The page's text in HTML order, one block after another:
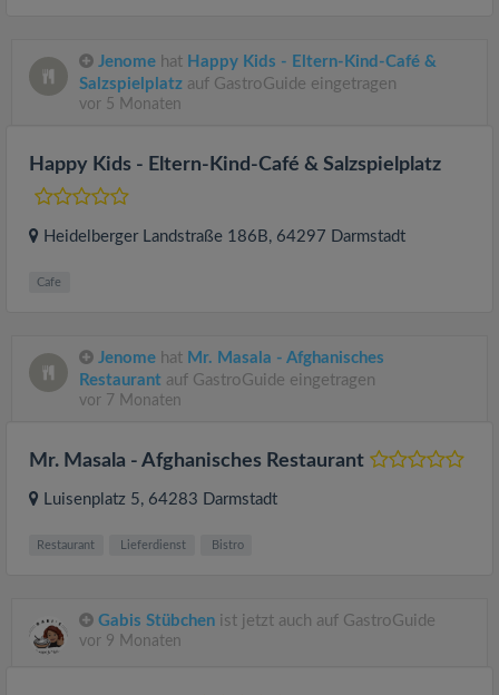
Jenome hat Happy Kids - Eltern-Kind-Café &
Salzspielplatz auf GastroGuide eingetragen
vor 5 Monaten
Happy Kids - Eltern-Kind-Café & Salzspielplatz
Heidelberger Landstraße 186B, 64297 Darmstadt
Cafe
Jenome hat Mr. Masala - Afghanisches
Restaurant auf GastroGuide eingetragen
vor 7 Monaten
Mr. Masala - Afghanisches Restaurant
Luisenplatz 5, 64283 Darmstadt
Restaurant Lieferdienst Bistro
Gabis Stübchen ist jetzt auch auf GastroGuide
vor 9 Monaten